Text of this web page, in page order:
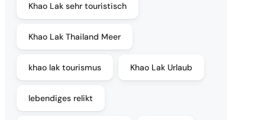
Khao Lak sehr touristisch
Khao Lak Thailand Meer
khao lak tourismus Khao Lak Urlaub
lebendiges relikt